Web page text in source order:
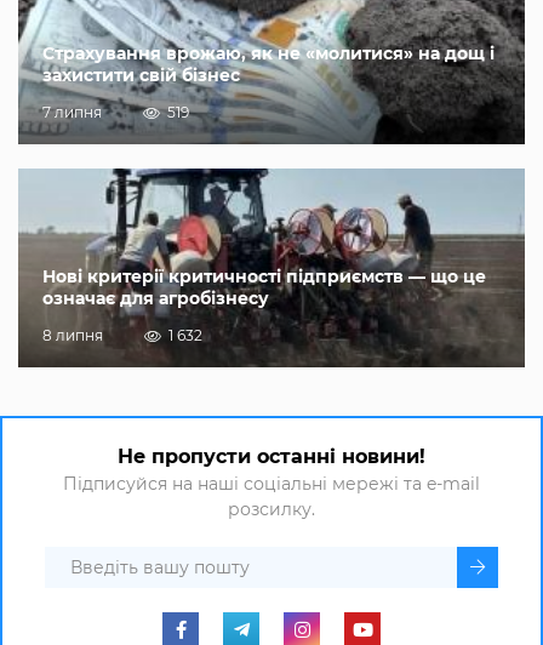
Страхування врожаю, як не «молитися» на дощ і
захистити свій бізнес
7 липня 519
Нові критерії критичності підприємств — що це
означає для агробізнесу
8 липня 1 632
Не пропусти останні новини!
Підписуйся на наші соціальні мережі та e-mail
розсилку.